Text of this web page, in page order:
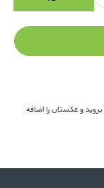
بروید و عکستان را اضافه